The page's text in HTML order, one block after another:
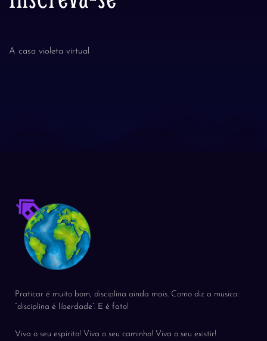
A casa violeta virtual
Praticar é muito bom, disciplina ainda mais. Como diz a musica:
“disciplina é liberdade”. E é fato!
Viva o seu espirito! Viva o seu caminho! Viva o seu existir!